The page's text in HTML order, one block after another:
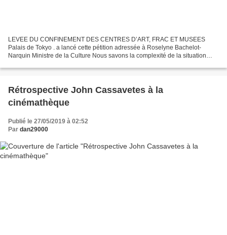
LEVEE DU CONFINEMENT DES CENTRES D’ART, FRAC ET MUSEES
Palais de Tokyo . a lancé cette pétition adressée à Roselyne Bachelot-
Narquin Ministre de la Culture Nous savons la complexité de la situation
Rétrospective John Cassavetes à la
cinémathèque
Publié le 27/05/2019 à 02:52
Par dan29000